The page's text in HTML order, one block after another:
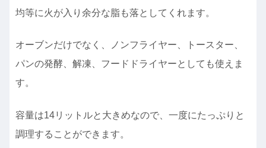
均等に火が入り余分な脂も落としてくれます。
オーブンだけでなく、ノンフライヤー、トースター、
パンの発酵、解凍、フードドライヤーとしても使えま
す。
容量は14リットルと大きめなので、一度にたっぷりと
調理することができます。